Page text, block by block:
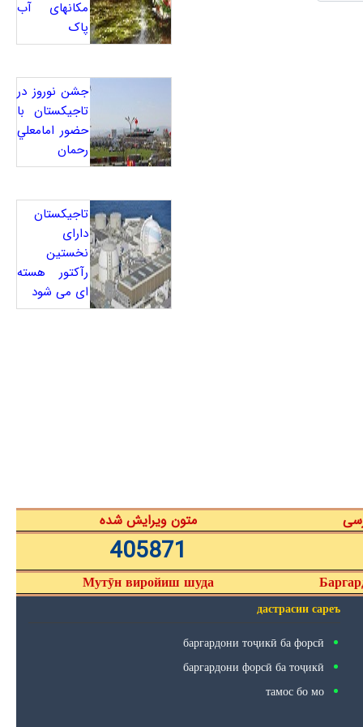
مکانهای آب
پاک
جشن نوروز در
تاجيکستان با
حضور امامعلي
رحمان
تاجیکستان
دارای
نخستین
رآکتور هسته
ای می شود
متون ویرایش شده
405871
Мутӯн виройиш шуда
дастрасии сареъ
баргардони тоҷикӣ ба форсӣ
баргардони форсӣ ба тоҷикӣ
тамос бо мо